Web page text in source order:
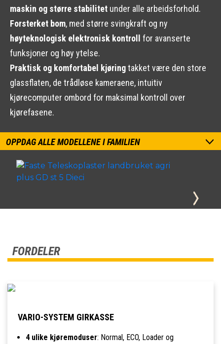
maskin og større stabilitet under alle arbeidsforhold.
Forsterket bom, med større svingkraft og ny
høyteknologisk elektronisk kontroll
for avanserte
funksjoner og høy ytelse.
Praktisk og komfortabel kjøringtakket være den store
glassflaten, de trådløse kameraene, intuitiv
kjørecomputer ombord for maksimal kontroll over
kjørefasene.
OPPDAG ALLE MODELLENE I FAMILIEN
FORDELER
VARIO-SYSTEM GIRKASSE
4 ulike kjøremoduser: Normal, ECO, Loader og